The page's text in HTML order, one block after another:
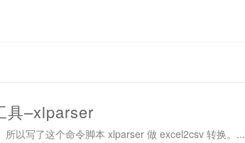
具–xlparser
以写了这个命令脚本 xlparser 做 excel2csv 转换。...